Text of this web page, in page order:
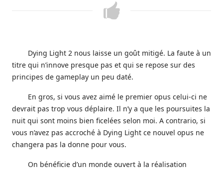
Dying Light 2 nous laisse un goût mitigé. La faute à un
titre qui n’innove presque pas et qui se repose sur des
principes de gameplay un peu daté.
En gros, si vous avez aimé le premier opus celui-ci ne
devrait pas trop vous déplaire. Il n’y a que les poursuites la
nuit qui sont moins bien ficelées selon moi. A contrario, si
vous n’avez pas accroché à Dying Light ce nouvel opus ne
changera pas la donne pour vous.
On bénéficie d’un monde ouvert à la réalisation